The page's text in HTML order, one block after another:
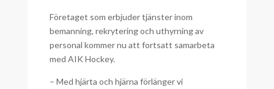
Företaget som erbjuder tjänster inom
bemanning, rekrytering och uthyrning av
personal kommer nu att fortsatt samarbeta
med AIK Hockey.
– Med hjärta och hjärna förlänger vi